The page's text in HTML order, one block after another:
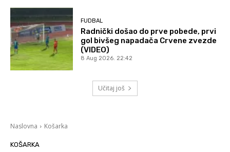
FUDBAL
Radnički došao do prve pobede, prvi
gol bivšeg napadača Crvene zvezde
(VIDEO)
8 Aug 2026. 22:42
Učitaj još